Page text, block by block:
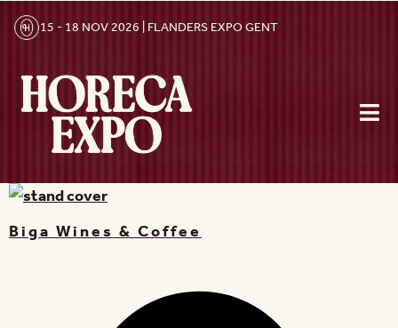
15 - 18 NOV 2026 | FLANDERS EXPO GENT
Biga Wines & Coffee